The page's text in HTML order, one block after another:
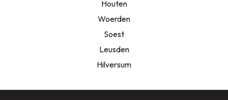
Houten
Woerden
Soest
Leusden
Hilversum